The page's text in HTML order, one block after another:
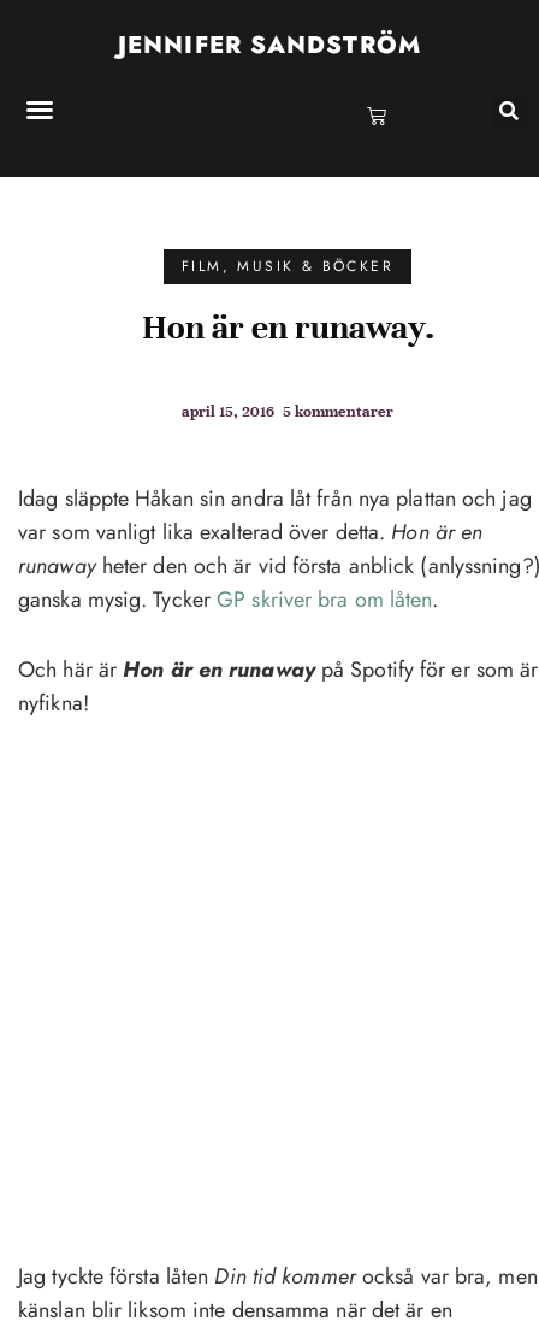
JENNIFER SANDSTRÖM
FILM, MUSIK & BÖCKER
Hon är en runaway.
april 15, 2016 5 kommentarer
Idag släppte Håkan sin andra låt från nya plattan och jag
var som vanligt lika exalterad över detta. Hon är en
runawayheter den och är vid första anblick
ganska mysig. TyckerGP skriver bra om låten.
Och här ärHon är en runawaypå Spotify för er som är
nyfikna!
Jag tyckte första låten Din tid kommerockså var bra, men
känslan blir liksom inte densamma när det är en